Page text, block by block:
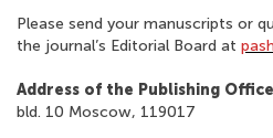
Please send your manuscripts or
the journal’s Editorial Board at
Address of the Publishing Office
bld. 10 Moscow, 119017